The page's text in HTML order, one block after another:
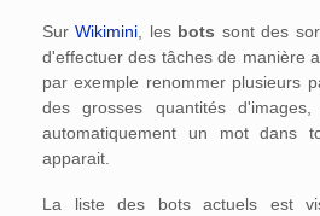
SurWikimini , les bots sont des
d'effectuer des tâches de manière
par exemple renommer plusieurs
des grosses quantités
automatiquement un mot dans
apparait.
La liste des bots actuels est